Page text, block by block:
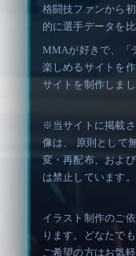
格闘技ファンから
的に選手データを
MMAが好きで、「
楽しめるサイトを
サイトを制作しまし
※当サイトに掲載
像は、 原則として
変・再配布、およ
は禁止しています。
イラスト制作のご
ります。どなたで
ご希望の方はお気